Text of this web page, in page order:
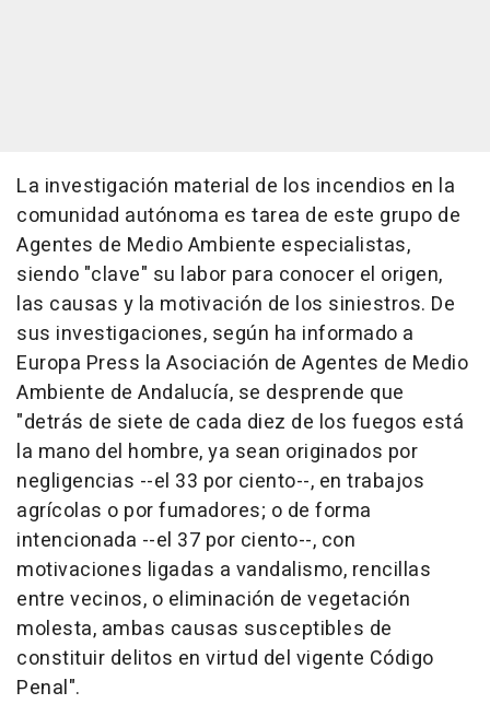
La investigación material de los incendios en la
comunidad autónoma es tarea de este grupo de
Agentes de Medio Ambiente especialistas,
siendo "clave" su labor para conocer el origen,
las causas y la motivación de los siniestros. De
sus investigaciones, según ha informado a
Europa Press la Asociación de Agentes de Medio
Ambiente de Andalucía, se desprende que
"detrás de siete de cada diez de los fuegos está
la mano del hombre, ya sean originados por
negligencias --el 33 por ciento--, en trabajos
agrícolas o por fumadores; o de forma
intencionada --el 37 por ciento--, con
motivaciones ligadas a vandalismo, rencillas
entre vecinos, o eliminación de vegetación
molesta, ambas causas susceptibles de
constituir delitos en virtud del vigente Código
Penal".